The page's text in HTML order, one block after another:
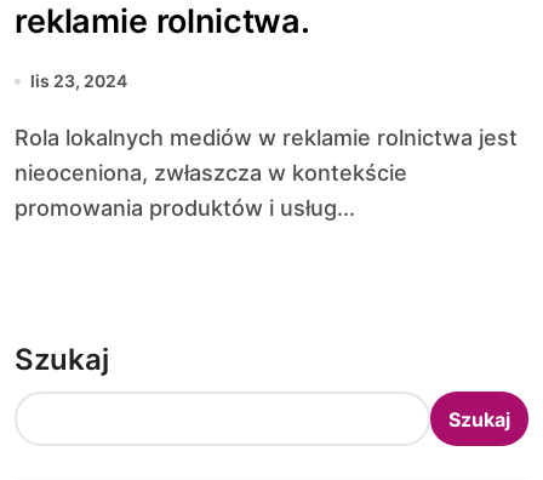
reklamie rolnictwa.
lis 23, 2024
Rola lokalnych mediów w reklamie rolnictwa jest
nieoceniona, zwłaszcza w kontekście
promowania produktów i usług...
Szukaj
Szukaj